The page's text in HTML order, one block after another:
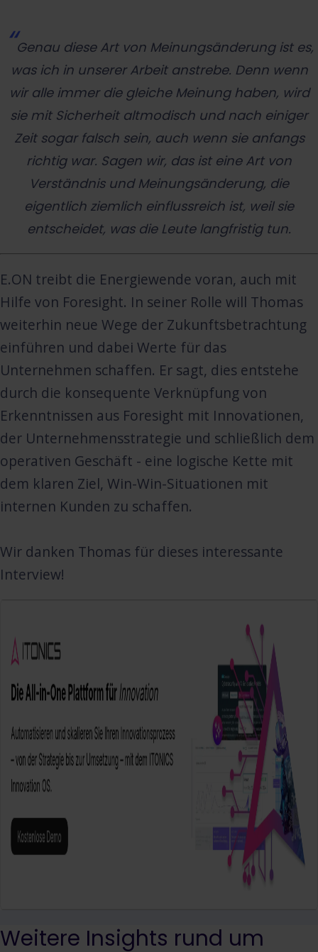
Genau diese Art von Meinungsänderung ist es,
was ich in unserer Arbeit anstrebe. Denn wenn
wir alle immer die gleiche Meinung haben, wird
sie mit Sicherheit altmodisch und nach einiger
Zeit sogar falsch sein, auch wenn sie anfangs
richtig war. Sagen wir, das ist eine Art von
Verständnis und Meinungsänderung, die
eigentlich ziemlich einflussreich ist, weil sie
entscheidet, was die Leute langfristig tun.
E.ON treibt die Energiewende voran, auch mit
Hilfe von Foresight. In seiner Rolle will Thomas
weiterhin neue Wege der Zukunftsbetrachtung
einführen und dabei Werte für das
Unternehmen schaffen. Er sagt, dies entstehe
durch die konsequente Verknüpfung von
Erkenntnissen aus Foresight mit Innovationen,
der Unternehmensstrategie und schließlich dem
operativen Geschäft - eine logische Kette mit
dem klaren Ziel, Win-Win-Situationen mit
internen Kunden zu schaffen.
Wir danken Thomas für dieses interessante
Interview!
Weitere Insights rund um